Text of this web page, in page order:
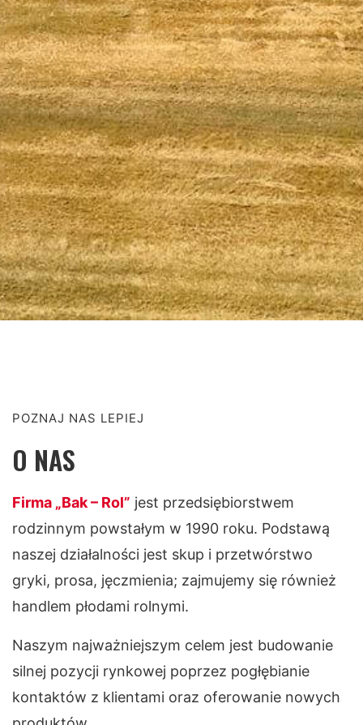
POZNAJ NAS LEPIEJ
O NAS
Firma „Bak – Rol” jest przedsiębiorstwem
rodzinnym powstałym w 1990 roku. Podstawą
naszej działalności jest skup i przetwórstwo
gryki, prosa, jęczmienia; zajmujemy się również
handlem płodami rolnymi.
Naszym najważniejszym celem jest budowanie
silnej pozycji rynkowej poprzez pogłębianie
kontaktów z klientami oraz oferowanie nowych